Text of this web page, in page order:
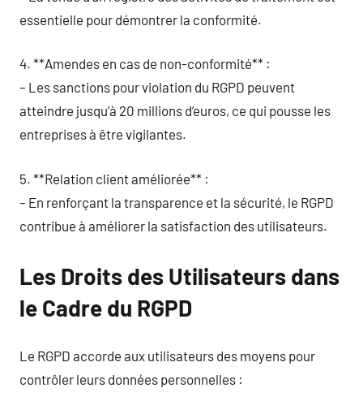
essentielle pour démontrer la conformité.
4. **Amendes en cas de non-conformité** :
– Les sanctions pour violation du RGPD peuvent
atteindre jusqu’à 20 millions d’euros, ce qui pousse les
entreprises à être vigilantes.
5. **Relation client améliorée** :
– En renforçant la transparence et la sécurité, le RGPD
contribue à améliorer la satisfaction des utilisateurs.
Les Droits des Utilisateurs dans
le Cadre du RGPD
Le RGPD accorde aux utilisateurs des moyens pour
contrôler leurs données personnelles :